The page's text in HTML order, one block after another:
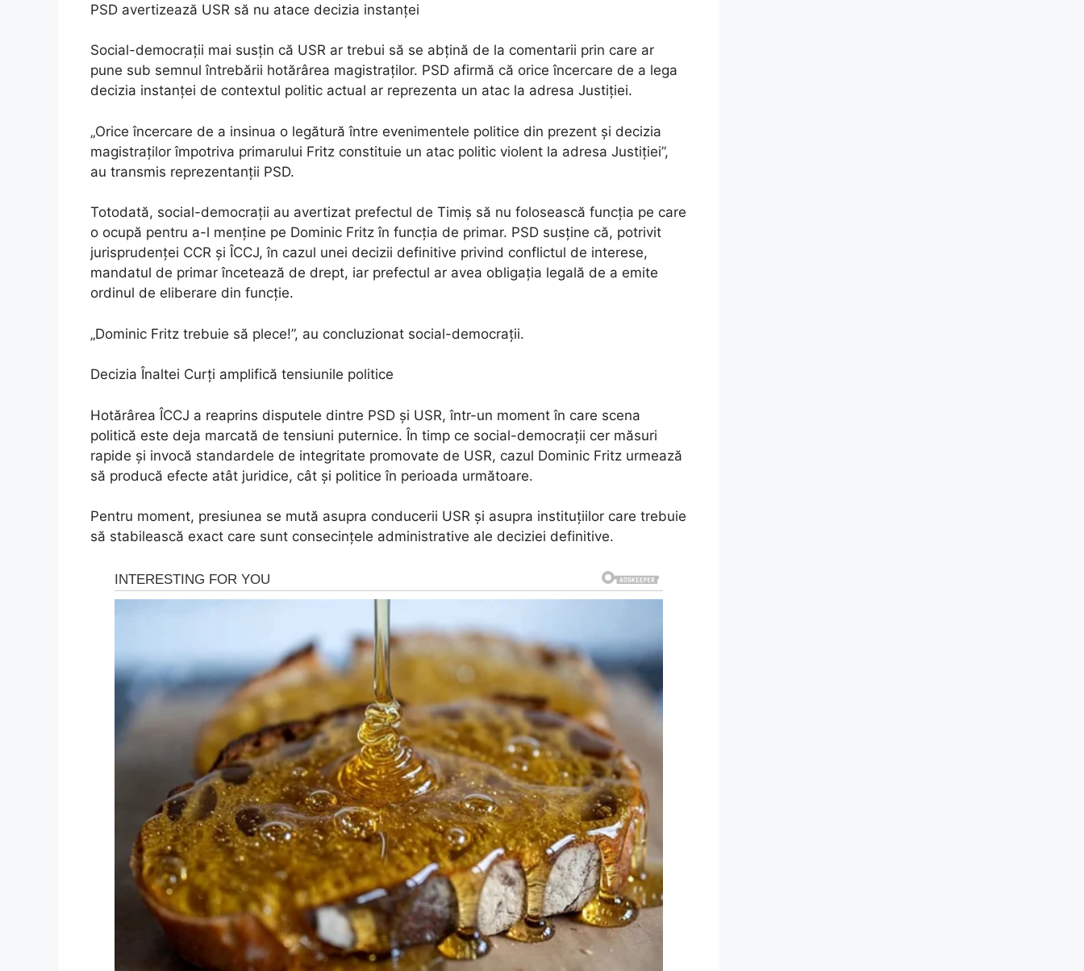
PSD avertizează USR să nu atace decizia instanței
Social-democrații mai susțin că USR ar trebui să se abțină de la comentarii prin care ar
pune sub semnul întrebării hotărârea magistraților. PSD afirmă că orice încercare de a lega
decizia instanței de contextul politic actual ar reprezenta un atac la adresa Justiției.
„Orice încercare de a insinua o legătură între evenimentele politice din prezent și decizia
magistraților împotriva primarului Fritz constituie un atac politic violent la adresa Justiției”,
au transmis reprezentanții PSD.
Totodată, social-democrații au avertizat prefectul de Timiș să nu folosească funcția pe care
o ocupă pentru a-l menține pe Dominic Fritz în funcția de primar. PSD susține că, potrivit
jurisprudenței CCR și ÎCCJ, în cazul unei decizii definitive privind conflictul de interese,
mandatul de primar încetează de drept, iar prefectul ar avea obligația legală de a emite
ordinul de eliberare din funcție.
„Dominic Fritz trebuie să plece!”, au concluzionat social-democrații.
Decizia Înaltei Curți amplifică tensiunile politice
Hotărârea ÎCCJ a reaprins disputele dintre PSD și USR, într-un moment în care scena
politică este deja marcată de tensiuni puternice. În timp ce social-democrații cer măsuri
rapide și invocă standardele de integritate promovate de USR, cazul Dominic Fritz urmează
să producă efecte atât juridice, cât și politice în perioada următoare.
Pentru moment, presiunea se mută asupra conducerii USR și asupra instituțiilor care trebuie
să stabilească exact care sunt consecințele administrative ale deciziei definitive.